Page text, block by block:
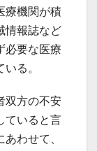
療機関が積
情報誌など
必要な医療
る。
双方の不安
ていると言
わせて、